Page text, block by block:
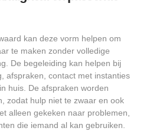
kan deze vorm helpen om
te maken zonder volledige
De begeleiding kan helpen bij
afspraken, contact met instanties
huis. De afspraken worden
zodat hulp niet te zwaar en ook
alleen gekeken naar problemen,
die iemand al kan gebruiken.